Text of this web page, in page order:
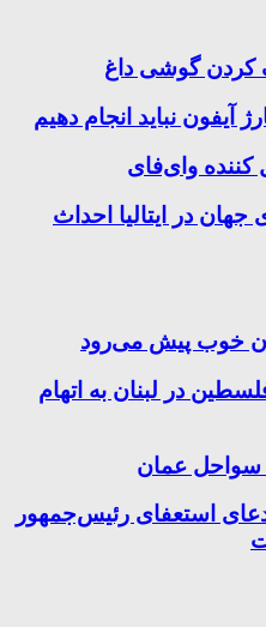
کردن گوشی داغ
آیفون نباید انجام دهیم
وای‌فای
در ایتالیا احداث
خوب پیش می‌رود
در لبنان به اتهام
سواحل عمان
استعفای رئیس‌جمهور